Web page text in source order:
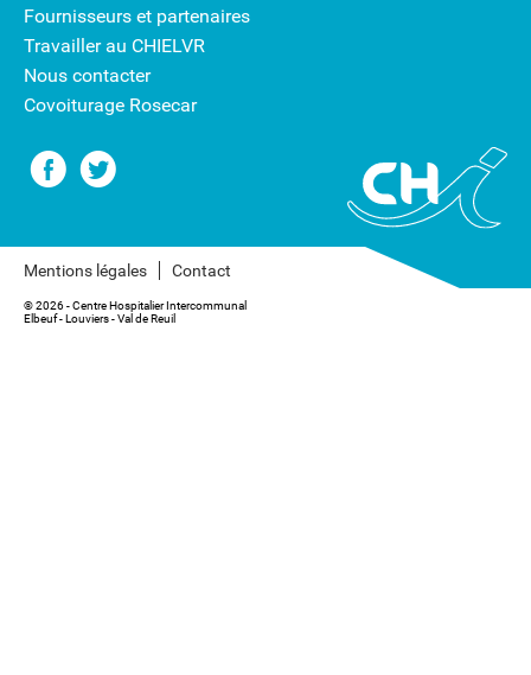
Fournisseurs et partenaires
Travailler au CHIELVR
Nous contacter
Covoiturage Rosecar
Mentions légales Contact
® 2026 - Centre Hospitalier Intercommunal
Elbeuf - Louviers - Val de Reuil